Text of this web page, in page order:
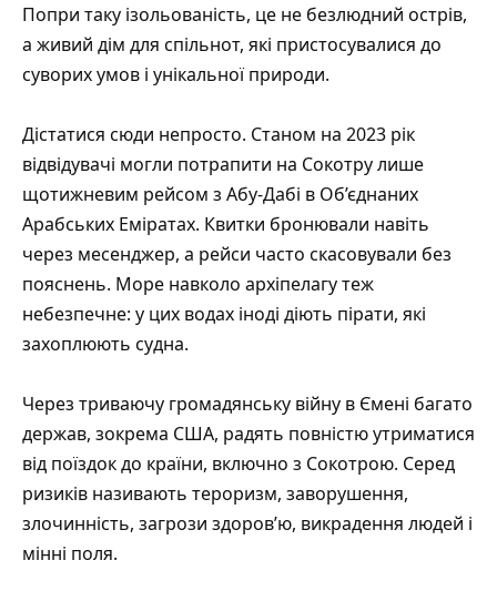
Попри таку ізольованість, це не безлюдний острів,
а живий дім для спільнот, які пристосувалися до
суворих умов і унікальної природи.
Дістатися сюди непросто. Станом на 2023 рік
відвідувачі могли потрапити на Сокотру лише
щотижневим рейсом з Абу-Дабі в Об’єднаних
Арабських Еміратах. Квитки бронювали навіть
через месенджер, а рейси часто скасовували без
пояснень. Море навколо архіпелагу теж
небезпечне: у цих водах іноді діють пірати, які
захоплюють судна.
Через триваючу громадянську війну в Ємені багато
держав, зокрема США, радять повністю утриматися
від поїздок до країни, включно з Сокотрою. Серед
ризиків називають тероризм, заворушення,
злочинність, загрози здоров’ю, викрадення людей і
мінні поля.